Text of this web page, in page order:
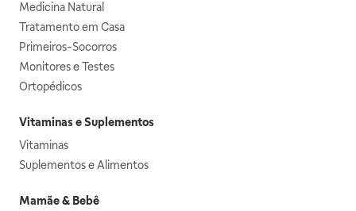
Medicina Natural
Tratamento em Casa
Primeiros-Socorros
Monitores e Testes
Ortopédicos
Vitaminas e Suplementos
Vitaminas
Suplementos e Alimentos
Mamãe & Bebê